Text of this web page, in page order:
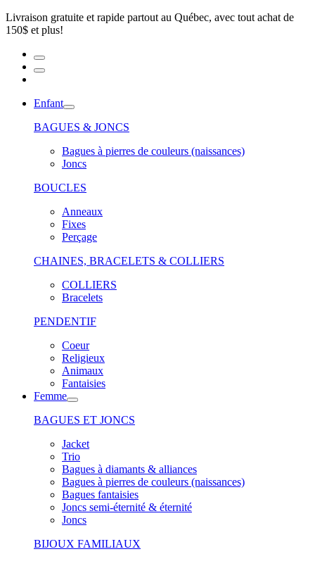
Livraison gratuite et rapide partout au Québec, avec tout achat de
150$ et plus!
Enfant
BAGUES & JONCS
Bagues à pierres de couleurs (naissances)
Joncs
BOUCLES
Anneaux
Fixes
Perçage
CHAINES, BRACELETS & COLLIERS
COLLIERS
Bracelets
PENDENTIF
Coeur
Religieux
Animaux
Fantaisies
Femme
BAGUES ET JONCS
Jacket
Trio
Bagues à diamants & alliances
Bagues à pierres de couleurs (naissances)
Bagues fantaisies
Joncs semi-éternité & éternité
Joncs
BIJOUX FAMILIAUX